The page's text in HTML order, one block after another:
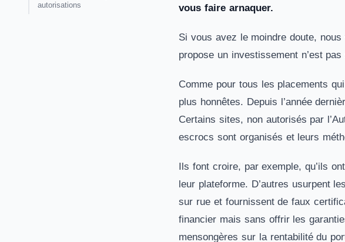
autorisations
vous faire arnaquer.
Si vous avez le moindre doute,
propose un investissement n’est
Comme pour tous les placements
plus honnêtes. Depuis l’année
Certains sites, non autorisés par
escrocs sont organisés et leurs
Ils font croire, par exemple, qu’ils
leur plateforme. D’autres usurpent
sur rue et fournissent de faux
financier mais sans offrir les
mensongères sur la rentabilité du